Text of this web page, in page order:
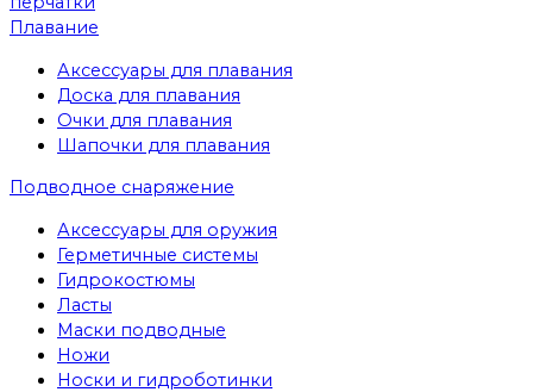
Плавание
Аксессуары для плавания
Доска для плавания
Очки для плавания
Шапочки для плавания
Подводное снаряжение
Аксессуары для оружия
Герметичные системы
Гидрокостюмы
Ласты
Маски подводные
Ножи
Носки и гидроботинки